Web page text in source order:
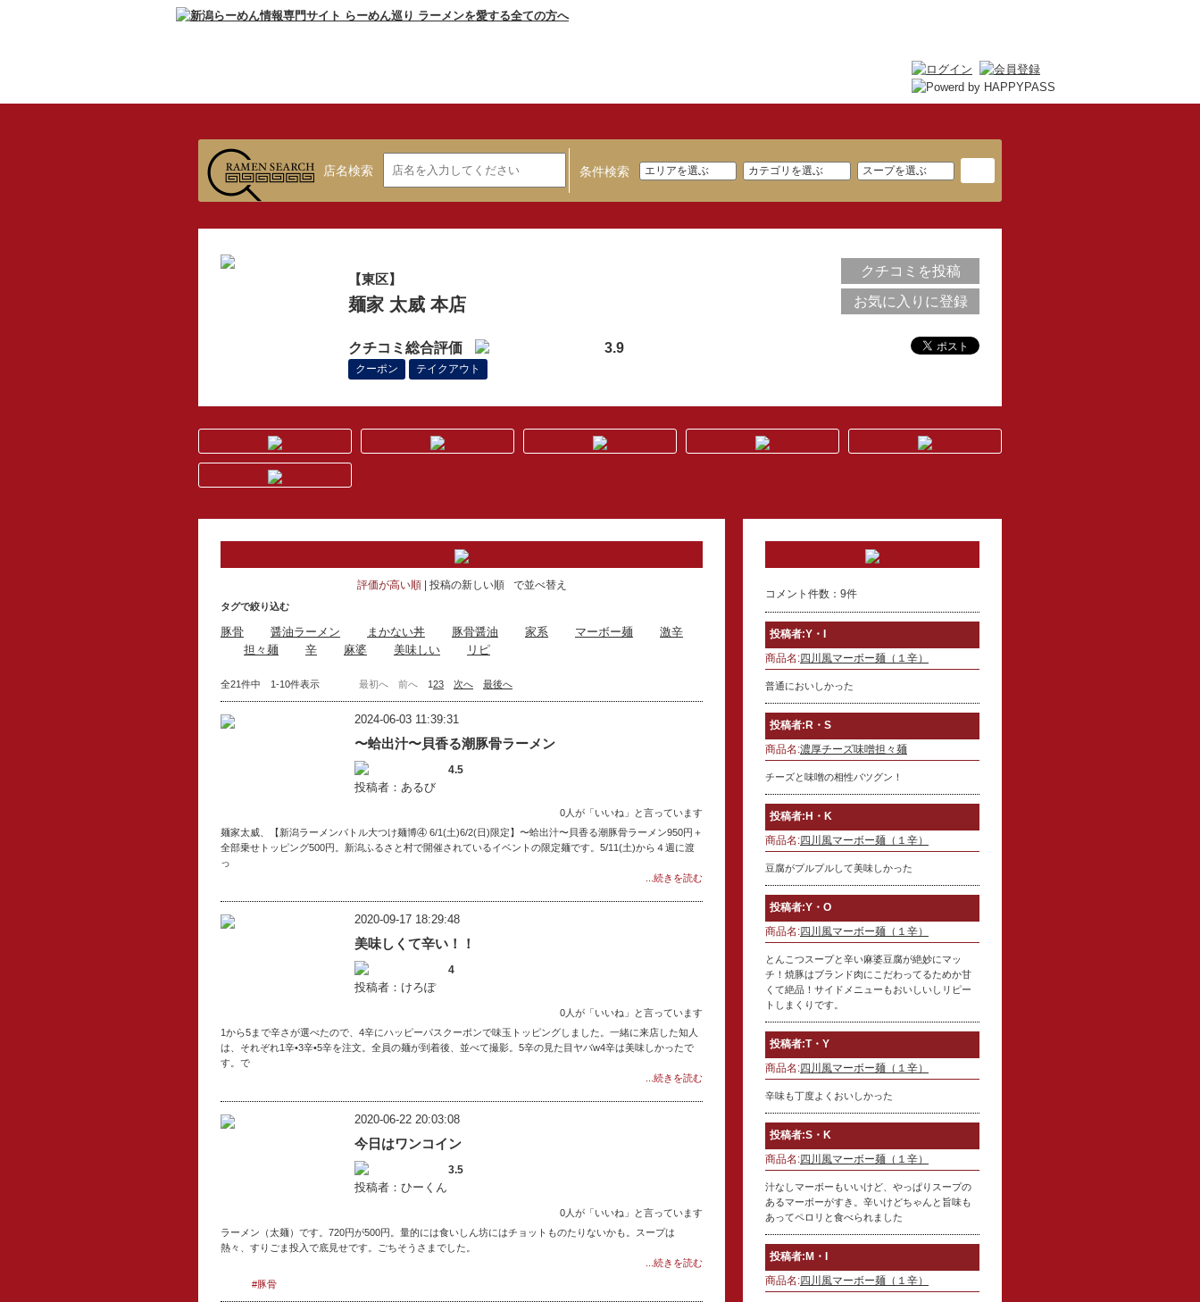
店名検索 条件検索
【東区】
麺家 太威 本店
クチコミ総合評価 3.9
クーポン テイクアウト
クチコミを投稿
お気に入りに登録
評価が高い順 投稿の新しい順 で並べ替え
タグで絞り込む
豚骨 醤油ラーメン まかない丼 豚骨醤油 家系 マーボー麺
激辛
担々麺
辛 麻婆 美味しい リピ
全21件中 1-10件表示 最初へ 前へ 123 次へ 最後へ
2024-06-03 11:39:31
〜蛤出汁〜貝香る潮豚骨ラーメン
4.5
投稿者：あるび
0人が「いいね」と言っています
麺家太威、【新潟ラーメンバトル大つけ麺博④ 6/1(土)6/2(日)限定】〜蛤出汁〜貝香る潮豚骨ラーメン950円＋
全部乗せトッピング500円。新潟ふるさと村で開催されているイベントの限定麺です。5/11(土)から４週に渡
っ
...続きを読む
2020-09-17 18:29:48
美味しくて辛い！！
4
投稿者：けろぽ
0人が「いいね」と言っています
1から5まで辛さが選べたので、4辛にハッピーパスクーポンで味玉トッピングしました。一緒に来店した知人
は、それぞれ1辛•3辛•5辛を注文。全員の麺が到着後、並べて撮影。5辛の見た目ヤバw4辛は美味しかったで
す。で
...続きを読む
2020-06-22 20:03:08
今日はワンコイン
3.5
投稿者：ひーくん
0人が「いいね」と言っています
ラーメン（太麺）です。720円が500円。量的には食いしん坊にはチョットものたりないかも。スープは
熱々、すりごま投入で底見せです。ごちそうさまでした。
...続きを読む
#豚骨
コメント件数：9件
投稿者:Y・I
商品名:四川風マーボー麺（１辛）
普通においしかった
投稿者:R・S
商品名:濃厚チーズ味噌担々麺
チーズと味噌の相性バツグン！
投稿者:H・K
商品名:四川風マーボー麺（１辛）
豆腐がプルプルして美味しかった
投稿者:Y・O
商品名:四川風マーボー麺（１辛）
とんこつスープと辛い麻婆豆腐が絶妙にマッ
チ！焼豚はブランド肉にこだわってるためか甘
くて絶品！サイドメニューもおいしいしリピー
トしまくりです。
投稿者:T・Y
商品名:四川風マーボー麺（１辛）
辛味も丁度よくおいしかった
投稿者:S・K
商品名:四川風マーボー麺（１辛）
汁なしマーボーもいいけど、やっぱりスープの
あるマーボーがすき。辛いけどちゃんと旨味も
あってペロリと食べられました
投稿者:M・I
商品名:四川風マーボー麺（１辛）